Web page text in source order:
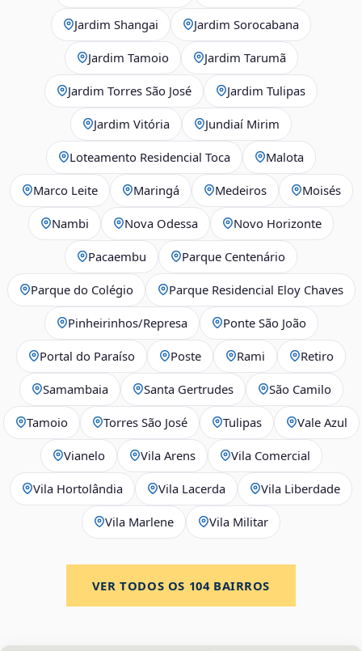
Jardim Shangai Jardim Sorocabana
Jardim Tamoio Jardim Tarumã
Jardim Torres São José Jardim Tulipas
Jardim Vitória Jundiaí Mirim
Loteamento Residencial Toca Malota
Marco Leite Maringá Medeiros Moisés
Nambi Nova Odessa Novo Horizonte
Pacaembu Parque Centenário
Parque do Colégio Parque Residencial Eloy Chaves
Pinheirinhos/Represa Ponte São João
Portal do Paraíso Poste Rami Retiro
Samambaia Santa Gertrudes São Camilo
Tamoio Torres São José Tulipas Vale Azul
Vianelo Vila Arens Vila Comercial
Vila Hortolândia Vila Lacerda Vila Liberdade
Vila Marlene Vila Militar
VER TODOS OS 104BAIRROS